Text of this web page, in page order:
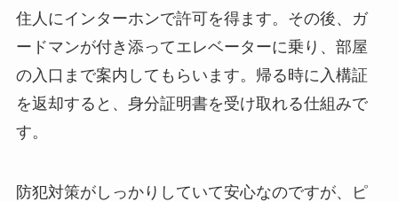
住人にインターホンで許可を得ます。その後、ガ
ードマンが付き添ってエレベーターに乗り、部屋
の入口まで案内してもらいます。帰る時に入構証
を返却すると、身分証明書を受け取れる仕組みで
す。
防犯対策がしっかりしていて安心なのですが、ピ